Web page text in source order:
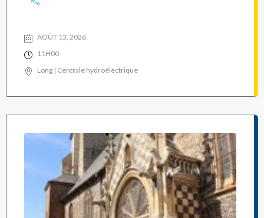
AOÛT 13, 2026
11H00
Long | Centrale hydroélectrique